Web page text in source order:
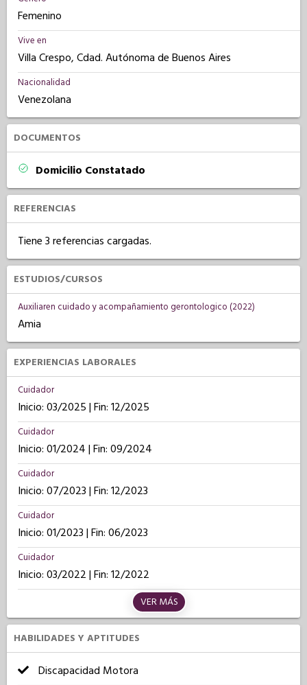
Femenino
Vive en
Villa Crespo, Cdad. Autónoma de Buenos Aires
Nacionalidad
Venezolana
DOCUMENTOS
Domicilio Constatado
REFERENCIAS
Tiene 3 referencias cargadas.
ESTUDIOS/CURSOS
Auxiliaren cuidado y acompañamiento gerontologico (2022)
Amia
EXPERIENCIAS LABORALES
Cuidador
Inicio: 03/2025 | Fin: 12/2025
Cuidador
Inicio: 01/2024 | Fin: 09/2024
Cuidador
Inicio: 07/2023 | Fin: 12/2023
Cuidador
Inicio: 01/2023 | Fin: 06/2023
Cuidador
Inicio: 03/2022 | Fin: 12/2022
VER MÁS
HABILIDADES Y APTITUDES
Discapacidad Motora